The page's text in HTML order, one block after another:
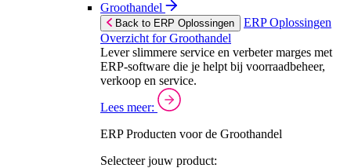
Groothandel
Back to ERP Oplossingen
ERP Oplossingen
Overzicht for Groothandel
Lever slimmere service en verbeter marges met
ERP-software die je helpt bij voorraadbeheer,
verkoop en service.
Lees meer:
ERP Producten voor de Groothandel
Selecteer jouw product: